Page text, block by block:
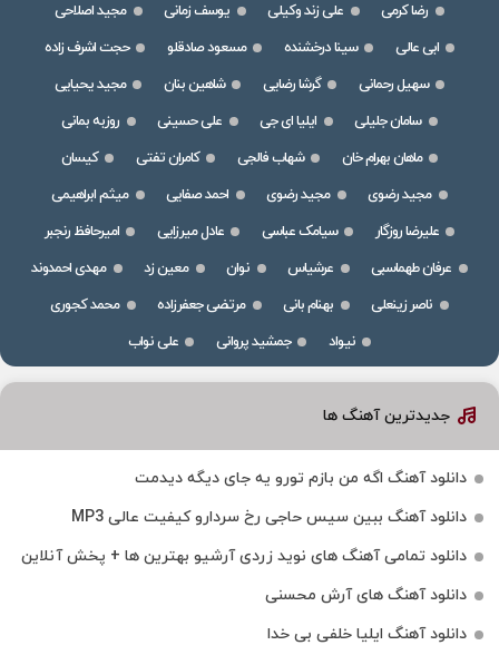
رضا کرمی
علی زند وکیلی یوسف زمانی
مجید اصلاحی
ابی عالی
سینا درخشنده مسعود صادقلو
حجت اشرف زاده
سهیل رحمانی
گرشا رضایی شاهین بنان
مجید یحیایی
سامان جلیلی
ایلیا ای جی علی حسینی
روزبه بمانی
ماهان بهرام خان
شهاب فالجی کامران تفتی
کیسان
مجید رضوی
مجید رضوی احمد صفایی
میثم ابراهیمی
علیرضا روزگار
سیامک عباسی عادل میرزایی
امیرحافظ رنجبر
عرفان طهماسبی
عرشیاس نوان معین زد
مهدی احمدوند
ناصر زینعلی
بهنام بانی مرتضی جعفرزاده
محمد کجوری
نیواد
جمشید پروانی علی نواب
جدیدترین آهنگ ها
دانلود آهنگ اگه من بازم تورو یه جای دیگه دیدمت
دانلود آهنگ ببین سیس حاجی رخ سردارو کیفیت عالی MP3
دانلود تمامی آهنگ های نوید زردی آرشیو بهترین ها + پخش آنلاین
دانلود آهنگ های آرش محسنی
دانلود آهنگ ایلیا خلفی بی خدا